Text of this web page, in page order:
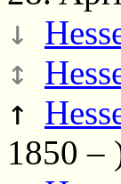
↓
↕
↑
1850 –